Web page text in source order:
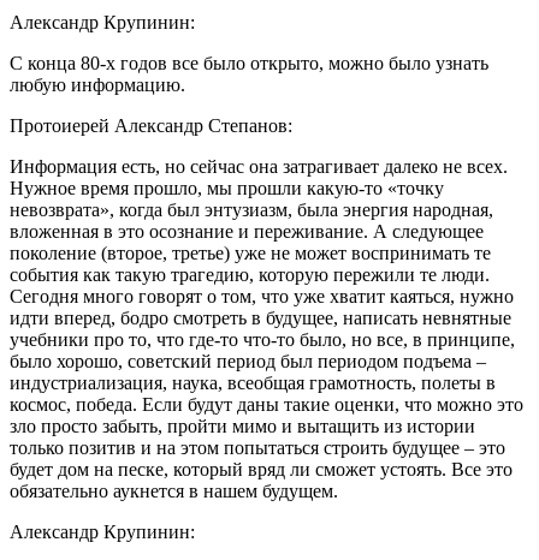
Александр Крупинин:
С конца 80-х годов все было открыто, можно было узнать
любую информацию.
Протоиерей Александр Степанов:
Информация есть, но сейчас она затрагивает далеко не всех.
Нужное время прошло, мы прошли какую-то «точку
невозврата», когда был энтузиазм, была энергия народная,
вложенная в это осознание и переживание. А следующее
поколение (второе, третье) уже не может воспринимать те
события как такую трагедию, которую пережили те люди.
Сегодня много говорят о том, что уже хватит каяться, нужно
идти вперед, бодро смотреть в будущее, написать невнятные
учебники про то, что где-то что-то было, но все, в принципе,
было хорошо, советский период был периодом подъема –
индустриализация, наука, всеобщая грамотность, полеты в
космос, победа. Если будут даны такие оценки, что можно это
зло просто забыть, пройти мимо и вытащить из истории
только позитив и на этом попытаться строить будущее – это
будет дом на песке, который вряд ли сможет устоять. Все это
обязательно аукнется в нашем будущем.
Александр Крупинин: